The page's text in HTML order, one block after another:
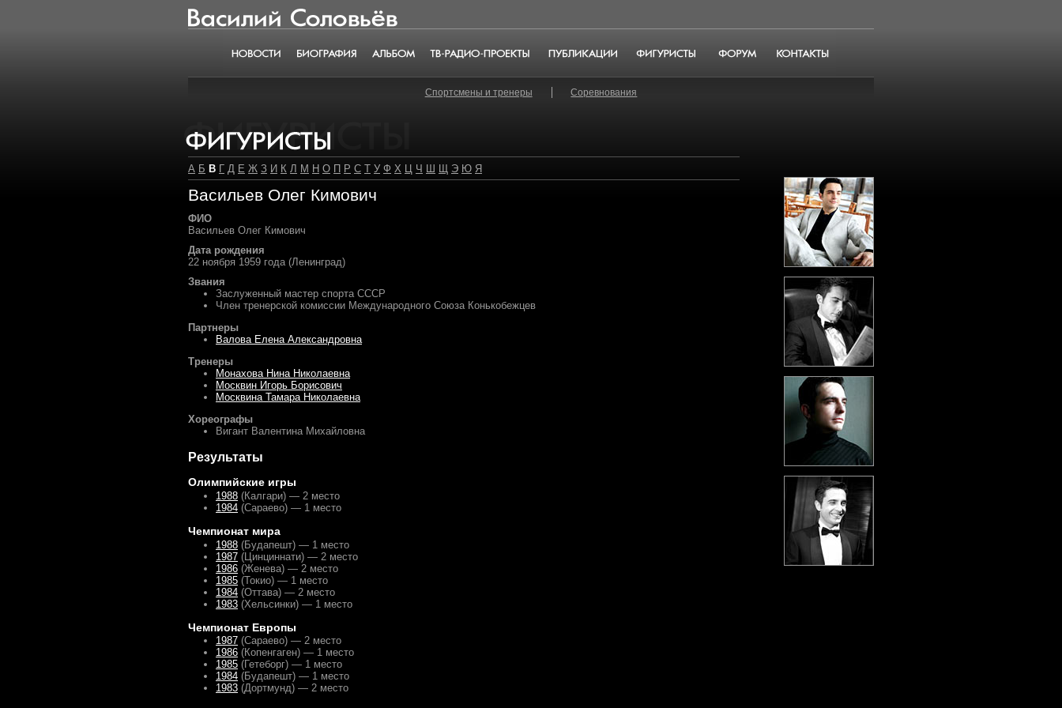
Василий Соловьёв
Новости Биография Альбом ТВ-радио-проекты Публикации Фигуристы Форум Контакты
Спортсмены и тренеры Соревнования
Фигуристы
А Б В Г Д Е Ж З И К Л М Н О П Р С Т У Ф Х Ч Э Ю Я
Васильев Олег Кимович
ФИО
Васильев Олег Кимович
Дата рождения
22 ноября 1959 года (Ленинград)
Звания
Заслуженный мастер спорта СССР
Член тренерской комиссии Международного Союза Конькобежцев
Партнеры
Валова Елена Александровна
Тренеры
Монахова Нина Николаевна
Москвин Игорь Борисович
Москвина Тамара Николаевна
Хореографы
Вигант Валентина Михайловна
Результаты
Олимпийские игры
1988 (Калгари) — 2 место
1984 (Сараево) — 1 место
Чемпионат мира
1988 (Будапешт) — 1 место
1987 (Цинциннати) — 2 место
1986 (Женева) — 2 место
1985 (Токио) — 1 место
1984 (Оттава) — 2 место
1983 (Хельсинки) — 1 место
Чемпионат Европы
1987 (Сараево) — 2 место
1986 (Копенгаген) — 1 место
1985 (Гетеборг) — 1 место
1984 (Будапешт) — 1 место
1983 (Дортмунд) — 2 место